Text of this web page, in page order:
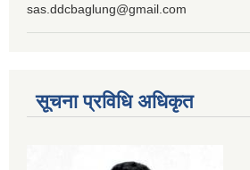
sas.ddcbaglung@gmail.com
सूचना प्रविधि अधिकृत